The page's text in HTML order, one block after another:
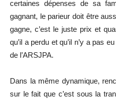
certaines dépenses de sa
gagnant, le parieur doit être
gagne, c’est le juste prix et
qu’il a perdu et qu’il n’y a pas
de l’ARSJPA.
Dans la même dynamique,
sur le fait que c’est sous la